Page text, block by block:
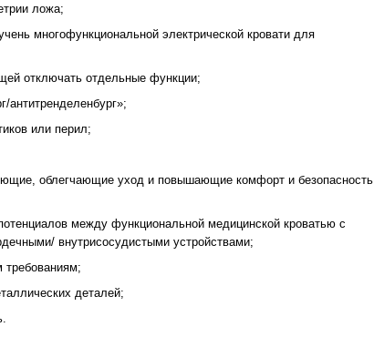
ложа;
многофункциональной электрической кровати для
отключать отдельные функции;
антитренделенбург»;
или перил;
облегчающие уход и повышающие комфорт и безопасность
между функциональной медицинской кроватью с
внутрисосудистыми устройствами;
требованиям;
деталей;